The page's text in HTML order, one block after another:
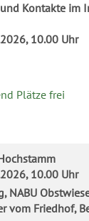
Kontakte im
10.00 Uhr
Plätze frei
10.00 Uhr
NABU
vom Friedhof,